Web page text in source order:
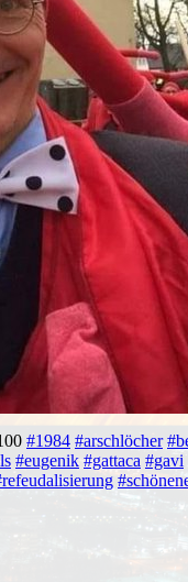
#1984 #arschlöcher
#eugenik #gattaca #gavi